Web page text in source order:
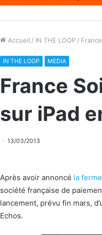
Accueil / IN THE LOOP /
IN THE LOOP MEDIA
France
sur iPad
13/03/2013
Après avoir annoncé la
société française de
lancement, prévu fin mars,
Echos.